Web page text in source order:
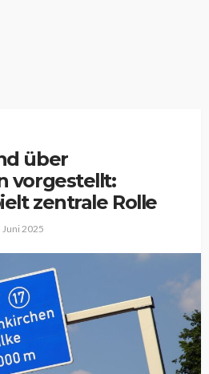
über
vorgestellt:
zentrale Rolle
Juni 2025